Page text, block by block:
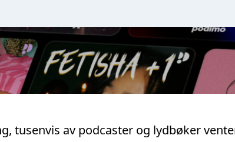
tusenvis av podcaster og lydbøker